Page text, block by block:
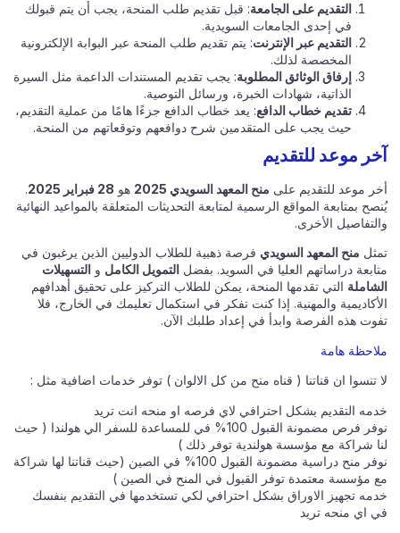
التقديم على الجامعة: قبل تقديم طلب المنحة، يجب أن يتم قبولك
في إحدى الجامعات السويدية.
التقديم عبر الإنترنت: يتم تقديم طلب المنحة عبر البوابة الإلكترونية
المخصصة لذلك.
إرفاق الوثائق المطلوبة: يجب تقديم المستندات الداعمة مثل السيرة
الذاتية، شهادات الخبرة، ورسائل التوصية.
تقديم خطاب الدافع: يعد خطاب الدافع جزءًا هامًا من عملية التقديم،
حيث يجب على المتقدمين شرح دوافعهم وتوقعاتهم من المنحة.
آخر موعد للتقديم
أخر موعد للتقديم على منح المعهد السويدي 2025 هو 28 فبراير 2025
.
يُنصح بمتابعة المواقع الرسمية لمتابعة التحديثات المتعلقة بالمواعيد النهائية
والتفاصيل الأخرى.
تمثل منح المعهد السويدي فرصة ذهبية للطلاب الدوليين الذين يرغبون في
متابعة دراساتهم العليا في السويد. بفضل التمويل الكامل و التسهيلات
الشاملة التي تقدمها المنحة، يمكن للطلاب التركيز على تحقيق أهدافهم
الأكاديمية والمهنية. إذا كنت تفكر في استكمال تعليمك في الخارج، فلا
تفوت هذه الفرصة وابدأ في إعداد طلبك الآن.
ملاحظة هامة
لا تنسوا ان قناتنا ( قناه منح من كل الالوان ) توفر خدمات اضافية مثل :
خدمه التقديم بشكل احترافي لاي فرصه او منحه انت تريد
نوفر فرص مضمونة القبول 100% في للمساعدة للسفر الي هولندا ( حيث
لنا شراكة مع مؤسسة هولندية توفر ذلك )
نوفر منح دراسية مضمونة القبول 100% في الصين (حيث قناتنا لها شراكة
مع مؤسسة معتمدة توفر القبول في المنح في الصين )
خدمه تجهيز الاوراق بشكل احترافي لكي تستخدمها في التقديم بنفسك
في اي منحه تريد